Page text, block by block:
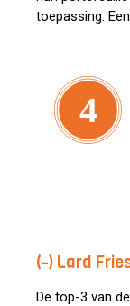
toepassing. Een
4
(-) Lard
De top-3 van